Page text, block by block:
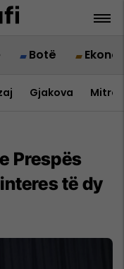
Botë
Gjakova
Prespës
të dy